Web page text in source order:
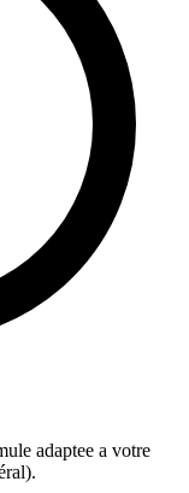
adaptee a votre